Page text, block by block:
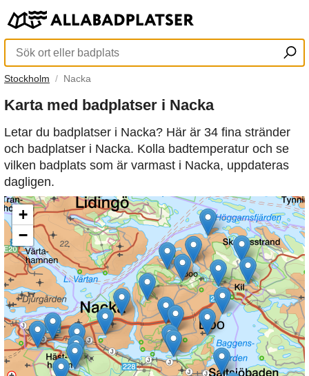
Stockholm Nacka
Karta med badplatser i Nacka
Letar du badplatser i Nacka? Här är 34 fina stränder
och badplatser i Nacka. Kolla badtemperatur och se
vilken badplats som är varmast i Nacka, uppdateras
dagligen.
+
−